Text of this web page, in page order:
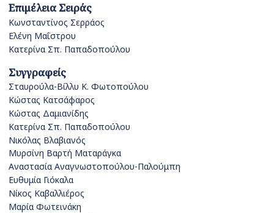
Επιμέλεια Σειράς
Κωνσταντίνος Σερράος
Ελένη Μαΐστρου
Κατερίνα Σπ. Παπαδοπούλου
Συγγραφείς
Σταυρούλα-Βίλλυ Κ. Φωτοπούλου
Κώστας Κατσάφαρος
Κώστας Δαμιανίδης
Κατερίνα Σπ. Παπαδοπούλου
Νικόλας Βλαβιανός
Μυρσίνη Βαρτή Ματαράγκα
Αναστασία Αναγνωστοπούλου-Παλούμπη
Ευθυμία Γιόκαλα
Νίκος Καβαλλιέρος
Μαρία Φωτεινάκη